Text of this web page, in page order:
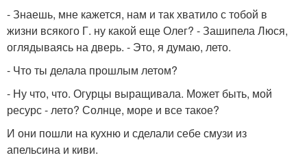
- Знаешь, мне кажется, нам и так хватило с тобой в
жизни всякого Г. ну какой еще Олег? - Зашипела Люся,
оглядываясь на дверь. - Это, я думаю, лето.
- Что ты делала прошлым летом?
- Ну что, что. Огурцы выращивала. Может быть, мой
ресурс - лето? Солнце, море и все такое?
И они пошли на кухню и сделали себе смузи из
апельсина и киви.